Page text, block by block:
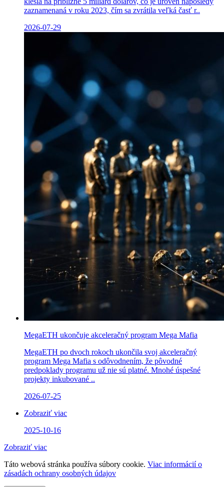
zaznamenaná v roku 2023, čím sa zvrátila veľká časť r..
2026-07-29
MegaETH ukončuje akceleračný program Mega Mafia
MegaETH po dvoch rokoch ukončila svoj akceleračný
program Mega Mafia s odôvodnením, že pôvodné
predpoklady programu už nie sú platné. Mnohé úspešné
projekty inkubované ..
2026-07-25
Zobraziť viac
2025-10-16
Zobraziť viac
Táto webová stránka používa súbory cookie. Viac informácií o
zásadách ochrany osobných údajov